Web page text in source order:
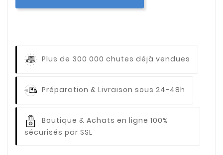
Plus de 300 000 chutes déjà vendues
Préparation & Livraison sous 24-48h
Boutique & Achats en ligne 100%
sécurisés par SSL